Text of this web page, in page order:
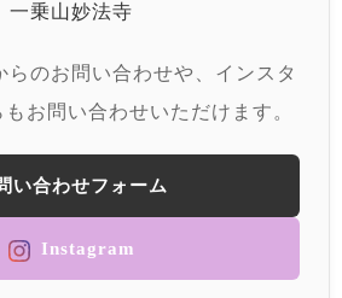
一乗山妙法寺
のお問い合わせや、インスタ
お問い合わせいただけます。
い合わせフォーム
Instagram